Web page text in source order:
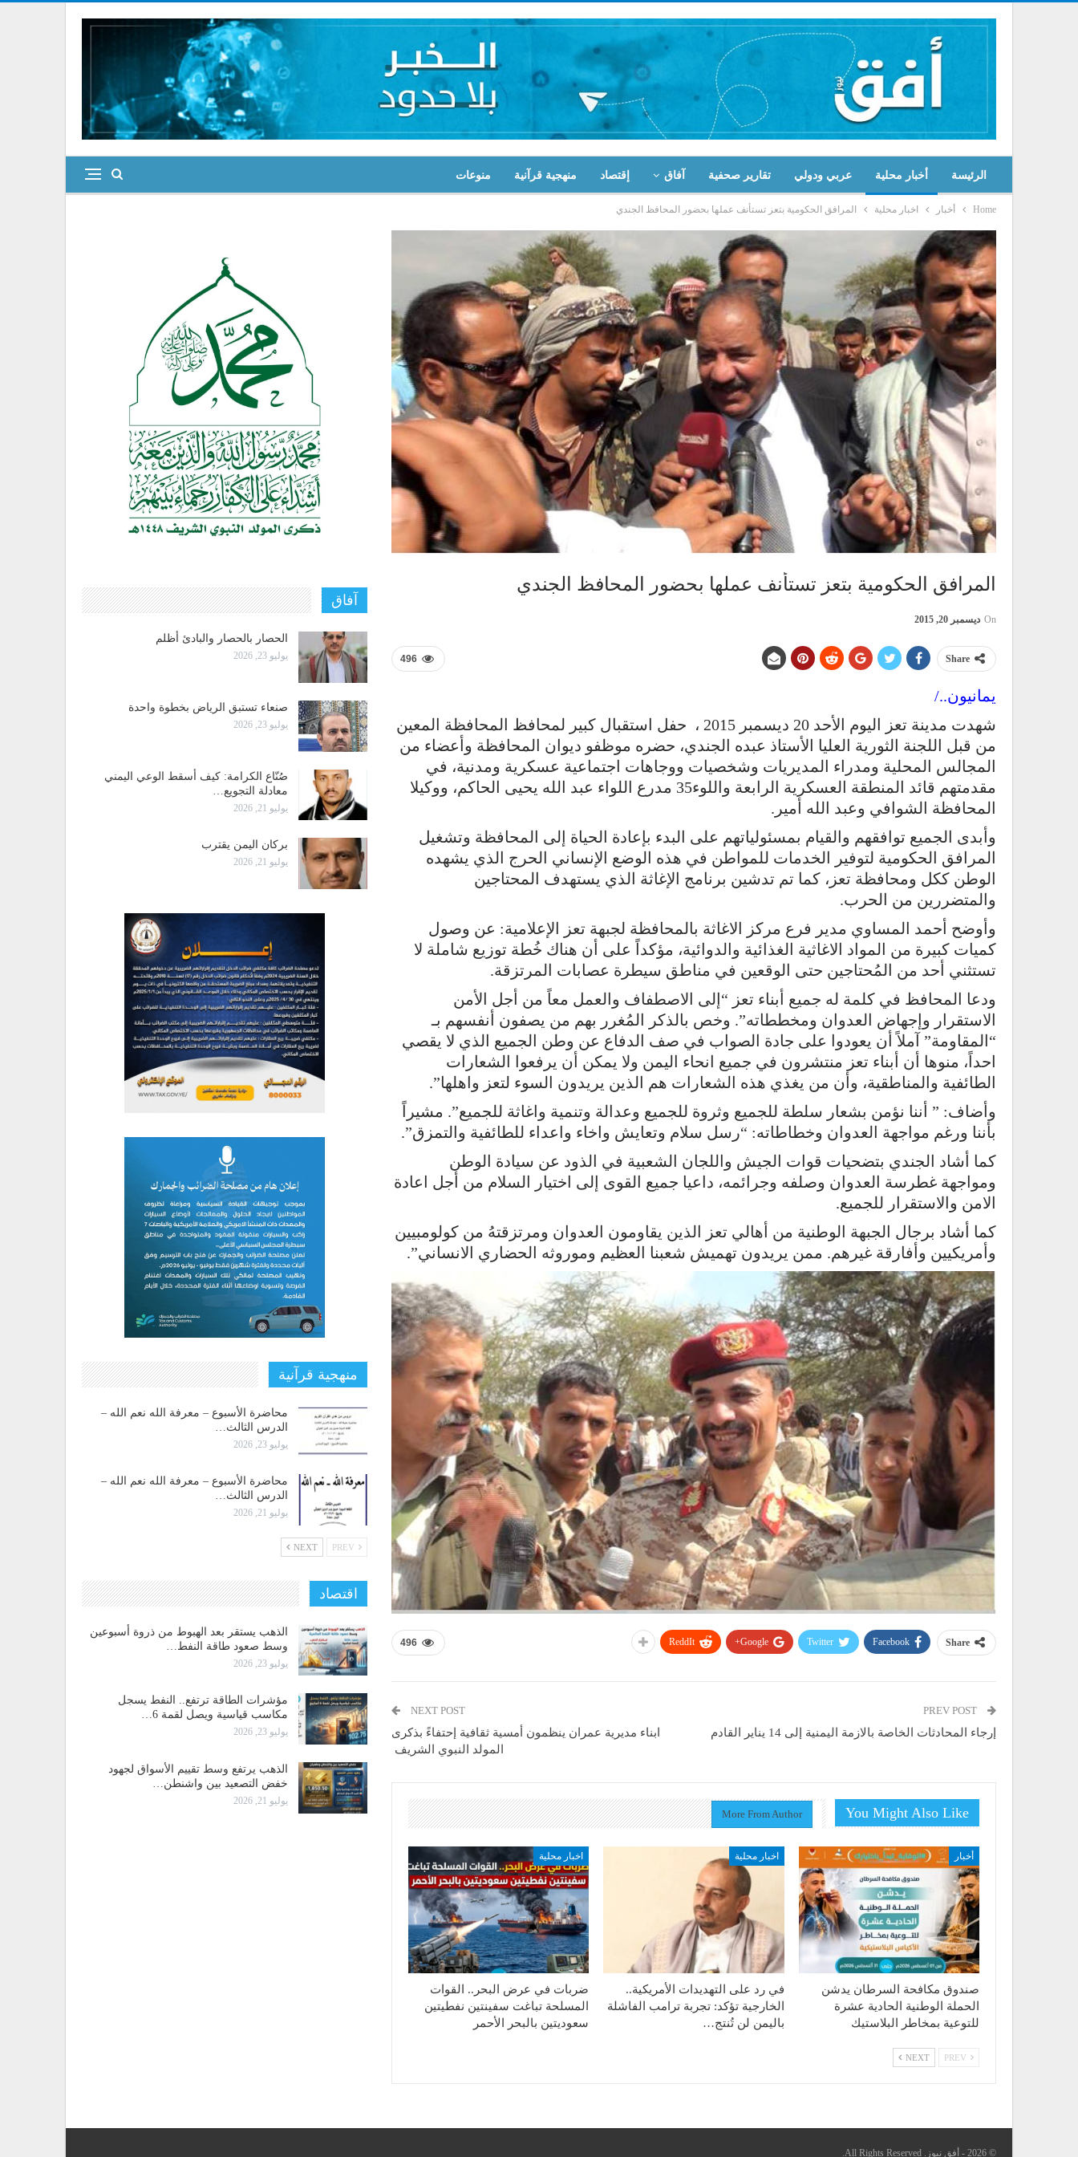
الرئيسة أخبار محلية عربي ودولي تقارير صحفية آفاق إقتصاد منهجية قرآنية منوعات
Home أخبار اخبار محلية المرافق الحكومية بتعز تستأنف عملها بحضور المحافظ الجندي
المرافق الحكومية بتعز تستأنف عملها بحضور المحافظ الجندي
On ديسمبر 20, 2015
496 Share
يمانيون../
شهدت مدينة تعز اليوم الأحد 20 ديسمبر 2015 ، حفل استقبال كبير لمحافظ المحافظة المعين
من قبل اللجنة الثورية العليا الأستاذ عبده الجندي، حضره موظفو ديوان المحافظة وأعضاء من
المجالس المحلية ومدراء المديريات وشخصيات ووجاهات اجتماعية عسكرية ومدنية، في
مقدمتهم قائد المنطقة العسكرية الرابعة واللوء35 مدرع اللواء عبد الله يحيى الحاكم، ووكيلا
المحافظة الشوافي وعبد الله أمير.
وأبدى الجميع توافقهم والقيام بمسئولياتهم على البدء بإعادة الحياة إلى المحافظة وتشغيل
المرافق الحكومية لتوفير الخدمات للمواطن في هذه الوضع الإنساني الحرج الذي يشهده
الوطن ككل ومحافظة تعز، كما تم تدشين برنامج الإغاثة الذي يستهدف المحتاجين
والمتضررين من الحرب.
وأوضح أحمد المساوي مدير فرع مركز الاغاثة بالمحافظة لجبهة تعز الإعلامية: عن وصول
كميات كبيرة من المواد الاغاثية الغذائية والدوائية، مؤكداً على أن هناك خُطة توزيع شاملة لا
تستثني أحد من المُحتاجين حتى الوقعين في مناطق سيطرة عصابات المرتزقة.
ودعا المحافظ في كلمة له جميع أبناء تعز “إلى الاصطفاف والعمل معاً من أجل الأمن
الاستقرار وإجهاض العدوان ومخططاته”. وخص بالذكر المُغرر بهم من يصفون أنفسهم بـ
“المقاومة” آملاً أن يعودوا على جادة الصواب في صف الدفاع عن وطن الجميع الذي لا يقصي
احداً، منوها أن أبناء تعز منتشرون في جميع انحاء اليمن ولا يمكن أن يرفعوا الشعارات
الطائفية والمناطقية، وأن من يغذي هذه الشعارات هم الذين يريدون السوء لتعز واهلها”.
وأضاف: ” أننا نؤمن بشعار سلطة للجميع وثروة للجميع وعدالة وتنمية واغاثة للجميع”. مشيراً
بأننا ورغم مواجهة العدوان وخطاطاته: “رسل سلام وتعايش واخاء واعداء للطائفية والتمزق”.
كما أشاد الجندي بتضحيات قوات الجيش واللجان الشعبية في الذود عن سيادة الوطن
ومواجهة غطرسة العدوان وصلفه وجرائمه، داعيا جميع القوى إلى اختيار السلام من أجل اعادة
الامن والاستقرار للجميع.
كما أشاد برجال الجبهة الوطنية من أهالي تعز الذين يقاومون العدوان ومرتزقتهُ من كولومبيين
وأمريكيين وأفارقة غيرهم. ممن يريدون تهميش شعبنا العظيم وموروثه الحضاري الانساني”.
496 Share
Facebook
Twitter
Google+
ReddIt
إرجاء المحادثات الخاصة بالازمة اليمنية إلى 14 يناير القادم
NEXT POST
ابناء مديرية عمران ينظمون أمسية ثقافية إحتفاءً بذكرى
المولد النبوي الشريف
You Might Also Like
More From Author
أخبار
صندوق مكافحة السرطان يدشن
الحملة الوطنية الحادية عشرة
للتوعية بمخاطر البلاستيك
اخبار محلية
في رد على التهديدات الأمريكية..
الخارجية تؤكد: تجربة ترامب الفاشلة
باليمن لن تُنتج…
اخبار محلية
ضربات في عرض البحر.. القوات
المسلحة تباغت سفينتين نفطيتين
سعوديتين بالبحر الأحمر
NEXT
آفاق
الحصار بالحصار والبادئ أظلم
يوليو 23, 2026
صنعاء تستبق الرياض بخطوة واحدة
يوليو 23, 2026
صُنّاع الكرامة: كيف أسقط الوعي اليمني
معادلة التجويع…
يوليو 21, 2026
بركان اليمن يقترب
يوليو 21, 2026
منهجية قرآنية
محاضرة الأسبوع – معرفة الله نعم الله –
الدرس الثالث…
يوليو 23, 2026
محاضرة الأسبوع – معرفة الله نعم الله –
الدرس الثالث…
يوليو 21, 2026
NEXT
اقتصاد
الذهب يستقر بعد الهبوط من ذروة أسبوعين
وسط صعود طاقة النفط…
يوليو 23, 2026
مؤشرات الطاقة ترتفع.. النفط يسجل
مكاسب قياسية ويصل لقمة 6…
يوليو 23, 2026
الذهب يرتفع وسط تقييم الأسواق لجهود
خفض التصعيد بين واشنطن…
يوليو 21, 2026
© 2026 - أفق نيوز. All Rights Reserved.